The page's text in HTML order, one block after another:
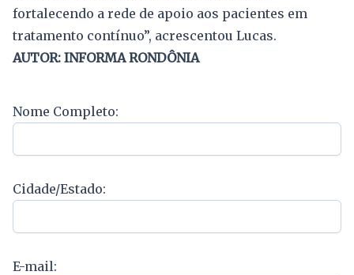
fortalecendo a rede de apoio aos pacientes em
tratamento contínuo”, acrescentou Lucas.
AUTOR: INFORMA RONDÔNIA
Nome Completo:
Cidade/Estado:
E-mail: